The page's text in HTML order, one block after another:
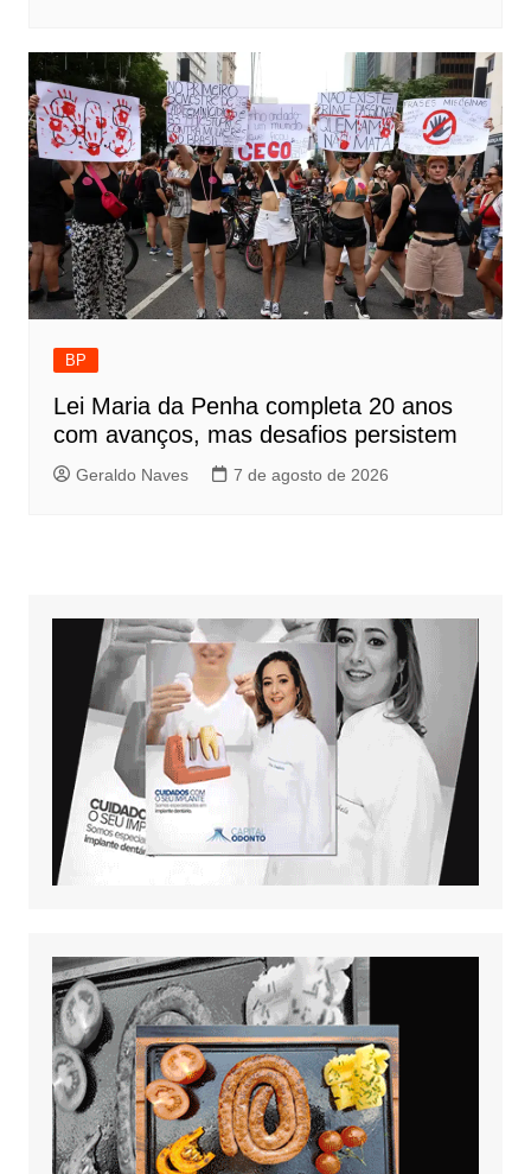
BP
Lei Maria da Penha completa 20 anos
com avanços, mas desafios persistem
Geraldo Naves 7 de agosto de 2026